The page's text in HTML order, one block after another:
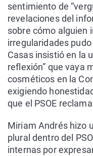
sentimiento de
revelaciones del
sobre cómo alguien
irregularidades
Casas insistió en la
reflexión” que vaya
cosméticos en la
exigiendo
que el PSOE
Miriam Andrés hizo
plural dentro del
internas por